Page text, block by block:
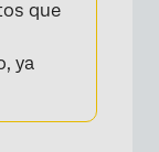
que
ya